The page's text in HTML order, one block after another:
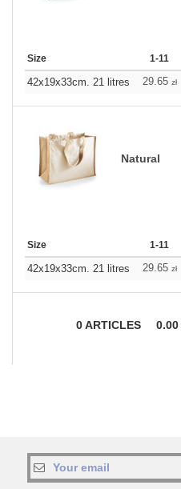
Size 1-11
42x19x33cm. 21 litres 29.65 zł
Natural
Size 1-11
42x19x33cm. 21 litres 29.65 zł
0ARTICLES 0.00